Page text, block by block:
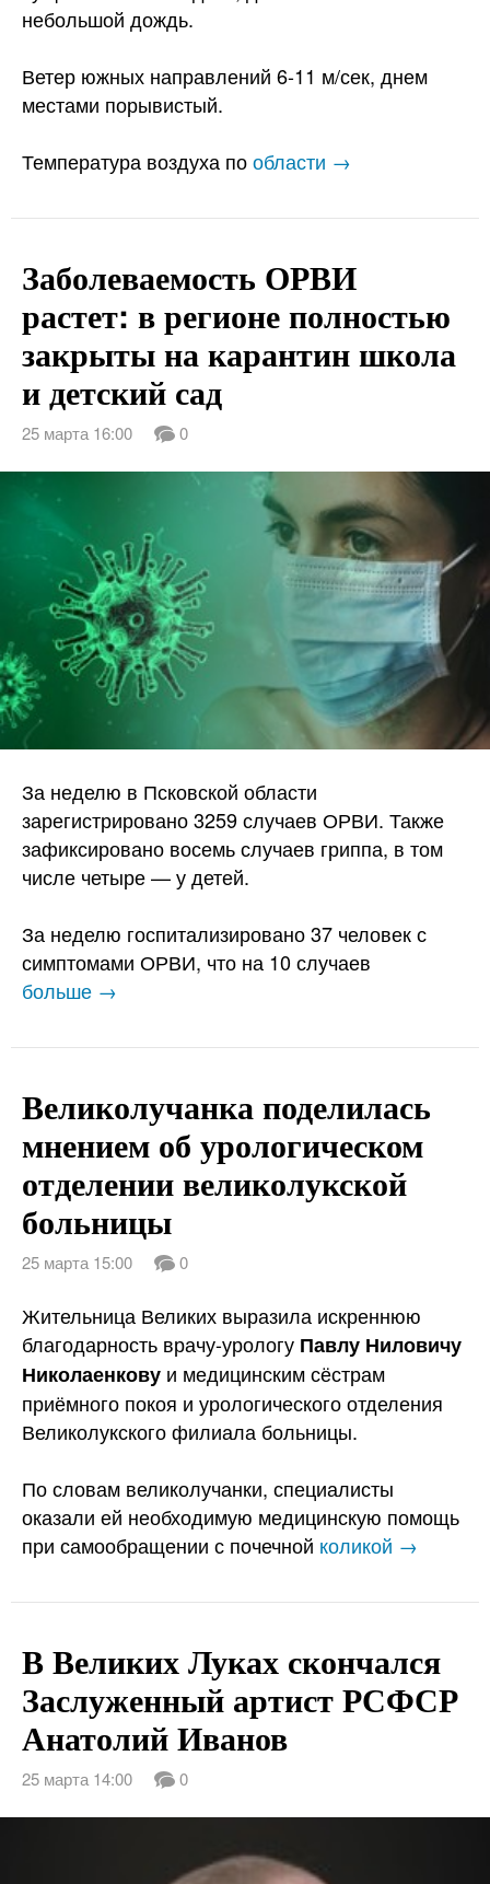
небольшой дождь.
Ветер южных направлений 6-11 м/сек, днем
местами порывистый.
Температура воздуха пообласти →
Заболеваемость ОРВИ
растет: в регионе полностью
закрыты на карантин школа
и детский сад
25 марта 16:00 0
За неделю в Псковской области
зарегистрировано 3259 случаев ОРВИ. Также
зафиксировано восемь случаев гриппа, в том
числе четыре — у детей.
За неделю госпитализировано 37 человек с
симптомами ОРВИ, что на 10 случаев
больше →
Великолучанка поделилась
мнением об урологическом
отделении великолукской
больницы
25 марта 15:00 0
Жительница Великих выразила искреннюю
благодарность врачу-урологу Павлу Ниловичу
Николаенкову и медицинским сёстрам
приёмного покоя и урологического отделения
Великолукского филиала больницы.
По словам великолучанки, специалисты
оказали ей необходимую медицинскую помощь
при самообращении с почечной коликой →
В Великих Луках скончался
Заслуженный артист РСФСР
Анатолий Иванов
25 марта 14:00 0